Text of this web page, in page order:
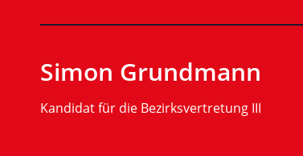
Simon Grundmann
Kandidat für die Bezirksvertretung III